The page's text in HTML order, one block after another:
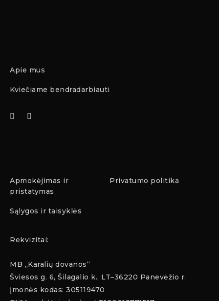
Apie mus
Kviečiame bendradarbiauti
Apmokėjimas ir
pristatymas
Privatumo politika
Sąlygos ir taisyklės
Rekvizitai:
MB „Karalių dovanos“
Šviesos g. 6, Šilagalio k., LT–36220 Panevėžio r.
Įmonės kodas: 305119470